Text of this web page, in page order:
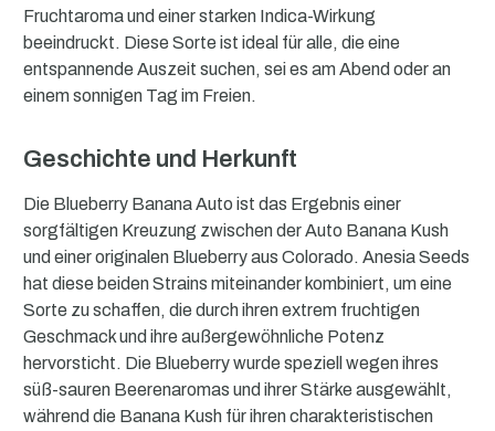
Fruchtaroma und einer starken Indica-Wirkung
beeindruckt. Diese Sorte ist ideal für alle, die eine
entspannende Auszeit suchen, sei es am Abend oder an
einem sonnigen Tag im Freien.
Geschichte und Herkunft
Die Blueberry Banana Auto ist das Ergebnis einer
sorgfältigen Kreuzung zwischen der Auto Banana Kush
und einer originalen Blueberry aus Colorado. Anesia Seeds
hat diese beiden Strains miteinander kombiniert, um eine
Sorte zu schaffen, die durch ihren extrem fruchtigen
Geschmack und ihre außergewöhnliche Potenz
hervorsticht. Die Blueberry wurde speziell wegen ihres
süß-sauren Beerenaromas und ihrer Stärke ausgewählt,
während die Banana Kush für ihren charakteristischen